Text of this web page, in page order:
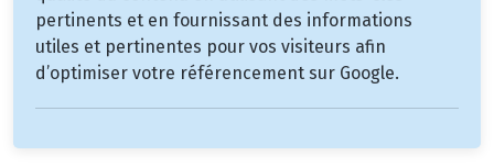
pertinents et en fournissant des informations
utiles et pertinentes pour vos visiteurs afin
d’optimiser votre référencement sur Google.